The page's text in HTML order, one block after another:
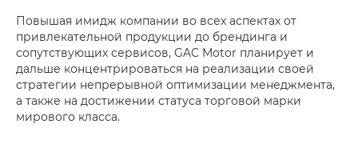
Повышая имидж компании во всех аспектах от
привлекательной продукции до брендинга и
сопутствующих сервисов, GAC Motor планирует и
дальше концентрироваться на реализации своей
стратегии непрерывной оптимизации менеджмента,
а также на достижении статуса торговой марки
мирового класса.